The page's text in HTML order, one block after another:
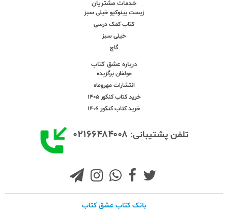
خدمات مشتریان
زیست پینوکیو خیلی سبز
کتاب کمک درسی
خیلی سبز
گاج
درباره عشق کتاب
مولفان برگزیده
انتشارات مهروماه
خرید کتاب کنکور 1405
خرید کتاب کنکور 1406
تلفن پشتیبانی: ۰۲۱۶۶۴۸۴۰۰۸
بانک کتاب عشق کتاب